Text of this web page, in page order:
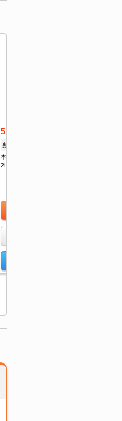
5.5
敷
本城 徒歩7分
2LDK/54.78㎡